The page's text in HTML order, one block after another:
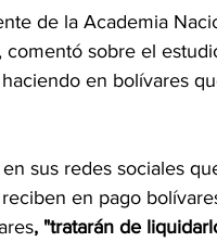
de la Academia
comentó sobre el
en bolívares
sus redes sociales
en pago
, "tratarán de